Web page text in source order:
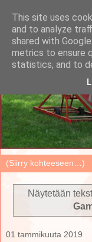
Näytetään
01 tammikuuta 2019
This site uses
and to analyze
shared with
metrics to ensure
statistics, and to